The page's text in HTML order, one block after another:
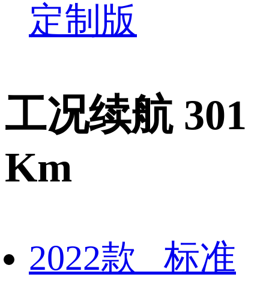
定制版
工况续航 301
Km
2022款 标准